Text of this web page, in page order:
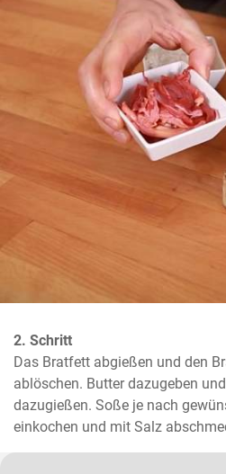
2. Schritt
Das Bratfett abgießen und den
ablöschen. Butter dazugeben
dazugießen. Soße je nach
einkochen und mit Salz